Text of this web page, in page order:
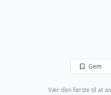
Gem
Vær den første til at